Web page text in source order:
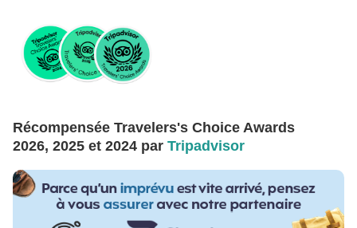
Récompensée Travelers's Choice Awards
2026, 2025 et 2024 par Tripadvisor